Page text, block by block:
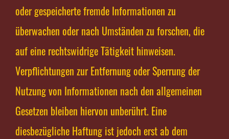
oder gespeicherte fremde Informationen zu
überwachen oder nach Umständen zu forschen, die
auf eine rechtswidrige Tätigkeit hinweisen.
Verpflichtungen zur Entfernung oder Sperrung der
Nutzung von Informationen nach den allgemeinen
Gesetzen bleiben hiervon unberührt. Eine
diesbezügliche Haftung ist jedoch erst ab dem